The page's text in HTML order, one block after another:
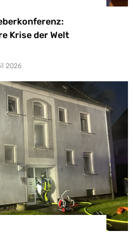
Krise der Welt
2026